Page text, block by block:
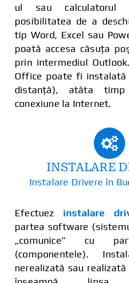
ul sau calculatorul
posibilitatea de a
tip Word, Excel sau
poată accesa căsuța
prin intermediul
Office poate fi
distanță), atâta
conexiune la Internet.
INSTALARE
Instalare Drivere în
Efectuez instalare
partea software
„comunice” cu
(componentele).
nerealizată sau